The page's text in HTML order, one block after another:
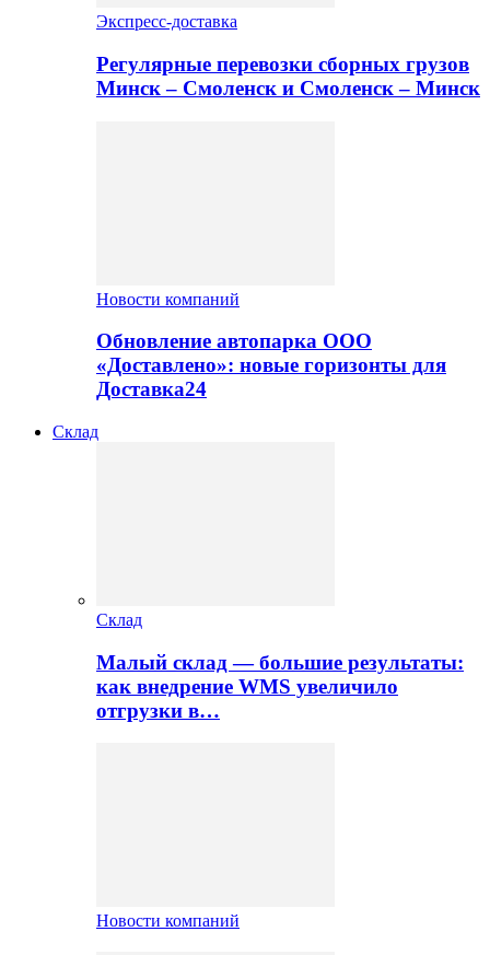
Экспресс-доставка
Регулярные перевозки сборных грузов
Минск – Смоленск и Смоленск – Минск
Новости компаний
Обновление автопарка ООО
«Доставлено»: новые горизонты для
Доставка24
Склад
Склад
Малый склад — большие результаты:
как внедрение WMS увеличило
отгрузки в…
Новости компаний